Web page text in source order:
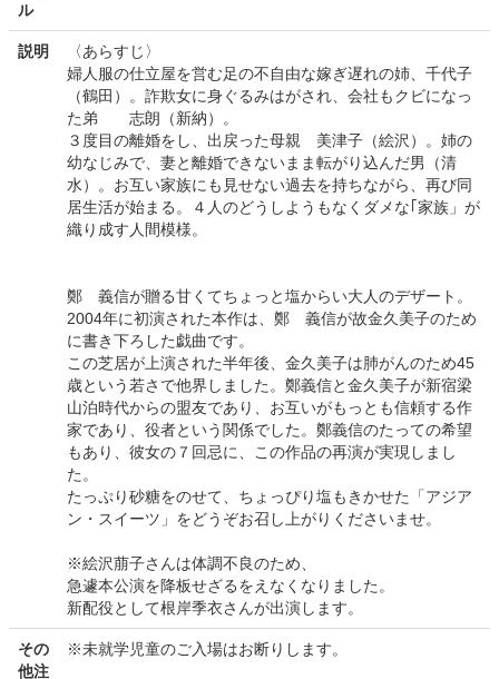
ル
説明
〈あらすじ〉
婦人服の仕立屋を営む足の不自由な嫁ぎ遅れの姉、千代子
（鶴田）。詐欺女に身ぐるみはがされ、会社もクビになっ
た弟 志朗（新納）。
３度目の離婚をし、出戻った母親 美津子（絵沢）。姉の
幼なじみで、妻と離婚できないまま転がり込んだ男（清
水）。お互い家族にも見せない過去を持ちながら、再び同
居生活が始まる。４人のどうしようもなくダメな｢家族」が
織り成す人間模様。
鄭 義信が贈る甘くてちょっと塩からい大人のデザート。
2004年に初演された本作は、鄭 義信が故金久美子のため
に書き下ろした戯曲です。
この芝居が上演された半年後、金久美子は肺がんのため45
歳という若さで他界しました。鄭義信と金久美子が新宿梁
山泊時代からの盟友であり、お互いがもっとも信頼する作
家であり、役者という関係でした。鄭義信のたっての希望
もあり、彼女の７回忌に、この作品の再演が実現しまし
た。
たっぷり砂糖をのせて、ちょっぴり塩もきかせた「アジア
ン・スイーツ」をどうぞお召し上がりくださいませ。
※絵沢萠子さんは体調不良のため、
急遽本公演を降板せざるをえなくなりました。
新配役として根岸季衣さんが出演します。
その
他注
※未就学児童のご入場はお断りします。